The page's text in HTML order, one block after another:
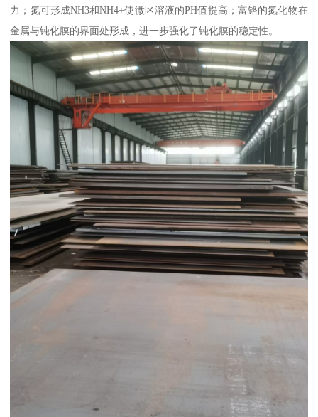
力；氮可形成NH3和NH4+使微区溶液的PH值提高；富铬的氮化物在
金属与钝化膜的界面处形成，进一步强化了钝化膜的稳定性。